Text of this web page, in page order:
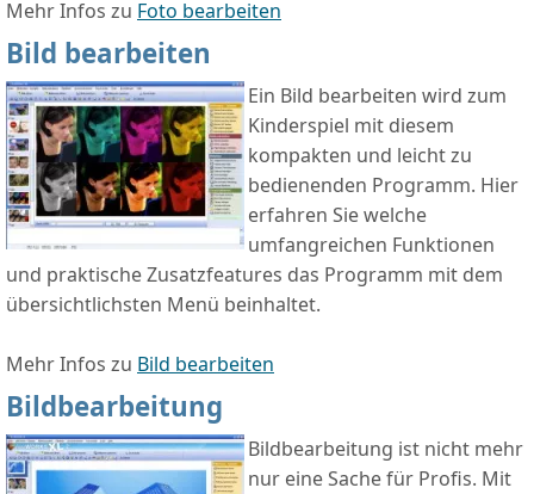
Mehr Infos zu Foto bearbeiten
Bild bearbeiten
Ein Bild bearbeiten wird zum
Kinderspiel mit diesem
kompakten und leicht zu
bedienenden Programm. Hier
erfahren Sie welche
umfangreichen Funktionen
und praktische Zusatzfeatures das Programm mit dem
übersichtlichsten Menü beinhaltet.
Mehr Infos zu Bild bearbeiten
Bildbearbeitung
Bildbearbeitung ist nicht mehr
nur eine Sache für Profis. Mit